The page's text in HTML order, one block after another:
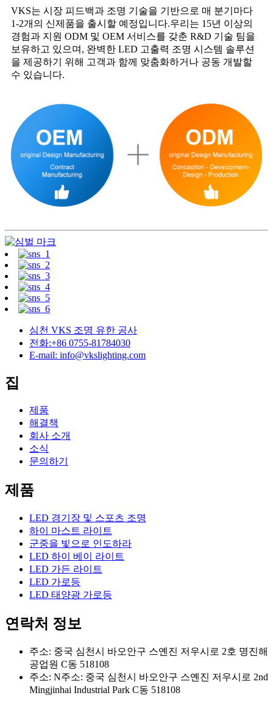
VKS는 시장 피드백과 조명 기술을 기반으로 매 분기마다
1-2개의 신제품을 출시할 예정입니다.우리는 15년 이상의
경험과 지원 ODM 및 OEM 서비스를 갖춘 R&D 기술 팀을
보유하고 있으며, 완벽한 LED 고출력 조명 시스템 솔루션
을 제공하기 위해 고객과 함께 맞춤화하거나 공동 개발할
수 있습니다.
심천 VKS 조명 유한 공사
전화:+86 0755-81784030
E-mail: info@vkslighting.com
집
제품
해결책
회사 소개
소식
문의하기
제품
LED 경기장 및 스포츠 조명
하이 마스트 라이트
군중을 빛으로 인도하라
LED 하이 베이 라이트
LED 가든 라이트
LED 가로등
LED 태양광 가로등
연락처 정보
주소: 중국 심천시 바오안구 스옌진 저우시로 2호 명진해
공업원 C동 518108
주소: N주소: 중국 심천시 바오안구 스옌진 저우시로 2nd
Mingjinhai Industrial Park C동 518108